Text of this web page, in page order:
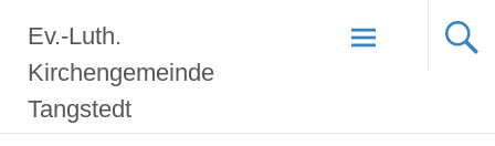
Inhalt
springen
Ev.-Luth.
Kirchengemeinde
Tangstedt